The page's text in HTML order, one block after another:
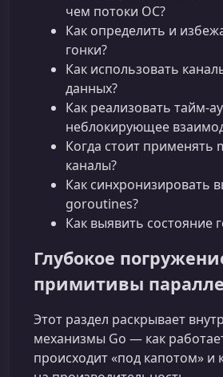
чем потоки ОС?
Как определить и
гонки?
Как использовать
данных?
Как реализовать тайм-
неблокирующее
Когда стоит применять
каналы?
Как синхронизировать
goroutines?
Как выявить состояние
Глубокое
примитивы
Этот раздел раскрывает
механизмы Go ― как
происходит «под капотом» и